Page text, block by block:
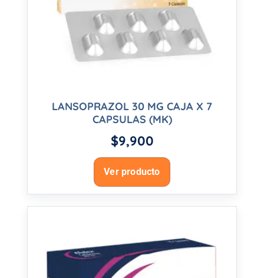
LANSOPRAZOL 30 MG CAJA X 7
CAPSULAS (MK)
$9,900
Ver producto